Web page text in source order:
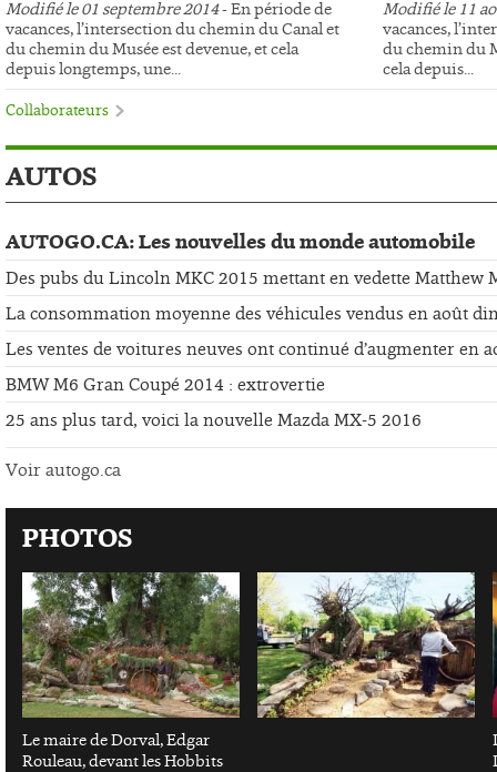
Modifié le 01 septembre 2014- En période de
vacances, l’intersection du chemin du Canal et
du chemin du Musée est devenue, et cela
depuis longtemps, une...
Modifié le 11
vacances,
du chemin du
cela depuis...
Collaborateurs
AUTOS
AUTOGO.CA: Les nouvelles du monde automobile
Des pubs du Lincoln MKC 2015 mettant en vedette Matthew
La consommation moyenne des véhicules vendus en août
Les ventes de voitures neuves ont continué d’augmenter en
BMW M6 Gran Coupé 2014 : extrovertie
25 ans plus tard, voici la nouvelle Mazda MX-5 2016
Voir autogo.ca
PHOTOS
Le maire de Dorval, Edgar
Rouleau, devant les Hobbits